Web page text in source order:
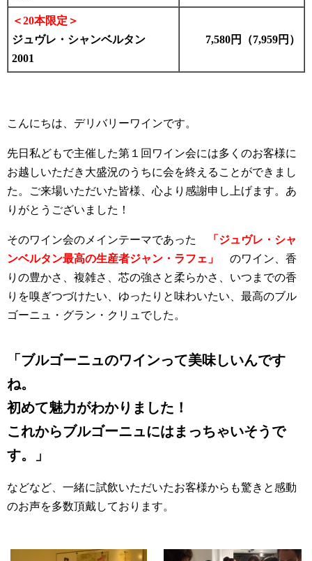
＜20本限定＞
ジュヴレ・シャンベルタン
2001
7,580円（7,959円）
こんにちは、デリバリーワインです。
先日私どもで主催した第１回ワイン会には多くのお客様に
お越しいただき大盛況のうちに会を終えることができまし
た。ご来場いただいた皆様、心より感謝申し上げます。あ
りがとうございました！
そのワイン会のメインテーマであった
「ジュヴレ・シャ
ンベルタン最高の生産者ジャン・ラフェ」
のワイン、香
りの豊かさ、複雑さ、芯の強さと柔らかさ、いつまでの香
りを嗅ぎつづけたい、ゆったりと味わいたい、最高のブル
ゴーニュ・グラン・クリュでした。
「ブルゴーニュのワインって美味しいんです
ね。
初めて魅力がわかりました！
これからブルゴーニュにはまっちゃいそうで
す。」
などなど、一緒に試飲いただいたお客様からも驚きと感動
のお声を多数頂戴しております。